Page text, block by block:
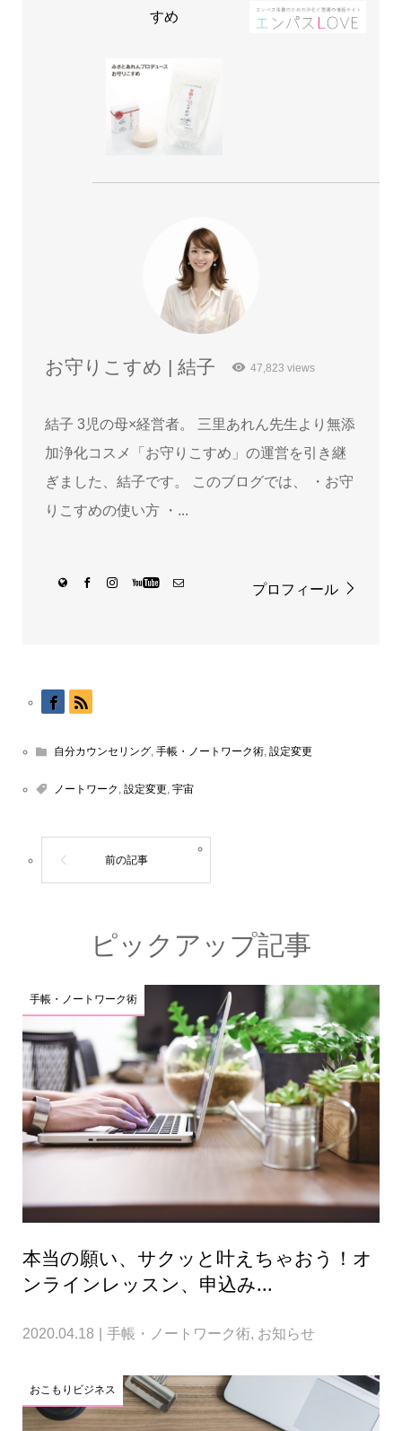
すめ
お守りこすめ | 結子 47,823 views
結子 3児の母×経営者。 三里あれん先生より無添
加浄化コスメ「お守りこすめ」の運営を引き継
ぎました、結子です。 このブログでは、 ・お守
りこすめの使い方 ・...
プロフィール
自分カウンセリング ,手帳・ノートワーク術 ,設定変更
ノートワーク ,設定変更 ,宇宙
ピックアップ記事
手帳・ノートワーク術
本当の願い、サクッと叶えちゃおう！オ
ンラインレッスン、申込み...
2020.04.18 手帳・ノートワーク術, お知らせ
おこもりビジネス